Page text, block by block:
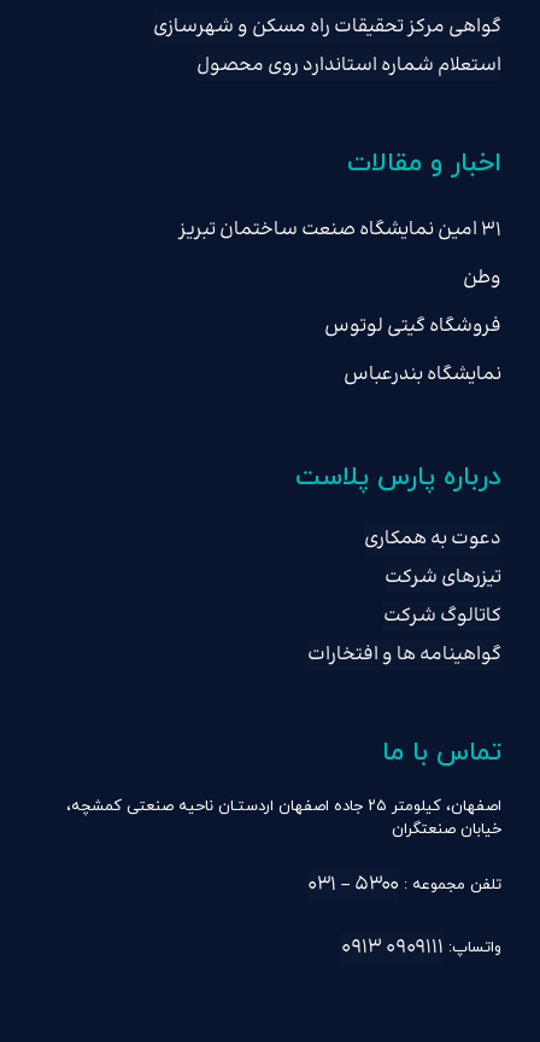
گواهی مرکز تحقیقات راه مسکن و شهرسازی
استعلام شماره استاندارد روی محصول
اخبار و مقالات
۳۱ امین نمایشگاه صنعت ساختمان تبریز
وطن
فروشگاه گیتی لوتوس
نمایشگاه بندرعباس
درباره پارس پلاست
دعوت به همکاری
تیزرهای شرکت
کاتالوگ شرکت
گواهینامه ها و افتخارات
تماس با ما
اصفهان، کیلومتر ۲۵ جاده اصفهان اردستـان ناحیه صنعتی کمشچه،
خیابان صنعتگران
تلفن مجموعه : ۵۳۰۰ – ۰۳۱
واتساپ: ۰۹۰۹۱۱۱ ۰۹۱۳